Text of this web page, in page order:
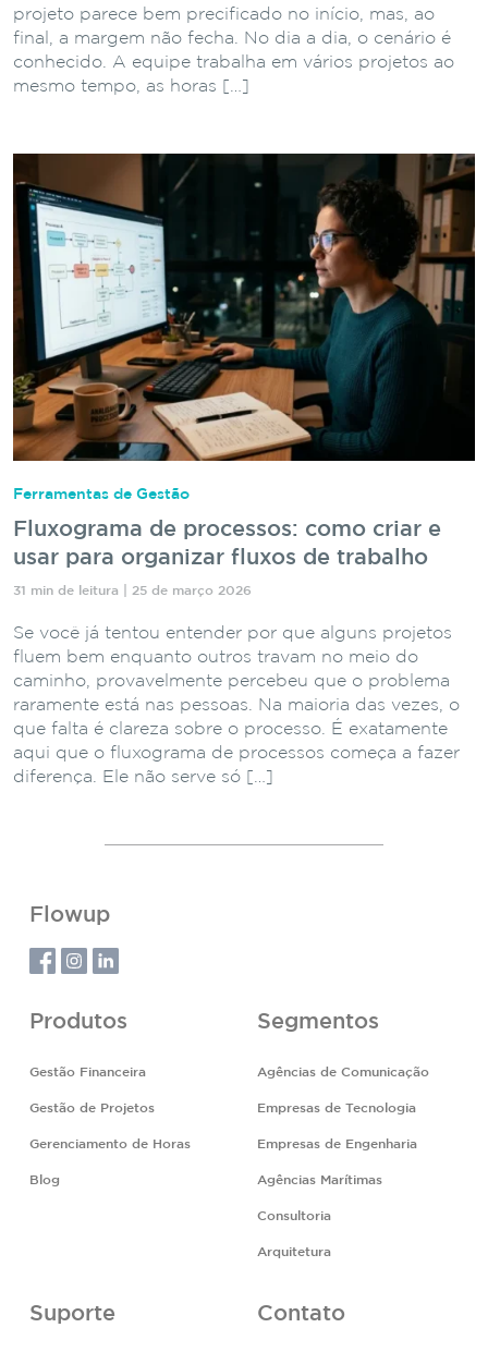
projeto parece bem precificado no início, mas, ao
final, a margem não fecha. No dia a dia, o cenário é
conhecido. A equipe trabalha em vários projetos ao
mesmo tempo, as horas […]
Ferramentas de Gestão
Fluxograma de processos: como criar e
usar para organizar fluxos de trabalho
31 min de leitura | 25 de março 2026
Se você já tentou entender por que alguns projetos
fluem bem enquanto outros travam no meio do
caminho, provavelmente percebeu que o problema
raramente está nas pessoas. Na maioria das vezes, o
que falta é clareza sobre o processo. É exatamente
aqui que o fluxograma de processos começa a fazer
diferença. Ele não serve só […]
Flowup
Produtos
Gestão Financeira
Gestão de Projetos
Gerenciamento de Horas
Blog
Segmentos
Agências de Comunicação
Empresas de Tecnologia
Empresas de Engenharia
Agências Marítimas
Consultoria
Arquitetura
Suporte Contato